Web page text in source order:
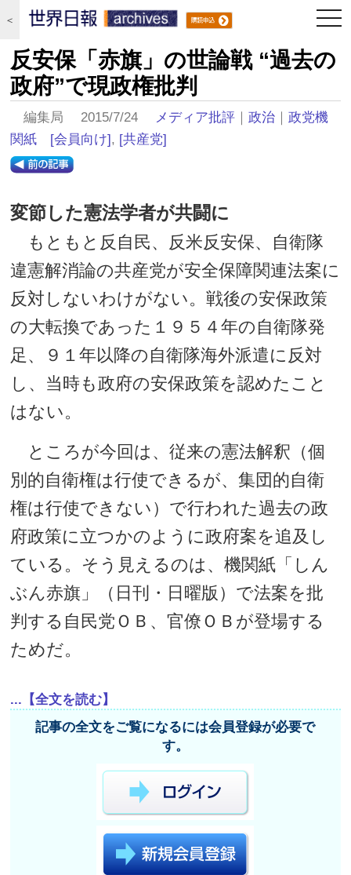
＜
反安保「赤旗」の世論戦 “過去の
政府”で現政権批判
編集局 2015/7/24 メディア批評 ｜政治 ｜政党機
関紙
[会員向け], [共産党]
変節した憲法学者が共闘に
もともと反自民、反米反安保、自衛隊
違憲解消論の共産党が安全保障関連法案に
反対しないわけがない。戦後の安保政策
の大転換であった１９５４年の自衛隊発
足、９１年以降の自衛隊海外派遣に反対
し、当時も政府の安保政策を認めたこと
はない。
ところが今回は、従来の憲法解釈（個
別的自衛権は行使できるが、集団的自衛
権は行使できない）で行われた過去の政
府政策に立つかのように政府案を追及し
ている。そう見えるのは、機関紙「しん
ぶん赤旗」（日刊・日曜版）で法案を批
判する自民党ＯＢ、官僚ＯＢが登場する
ためだ。
...【全文を読む】
記事の全文をご覧になるには会員登録が必要で
す。